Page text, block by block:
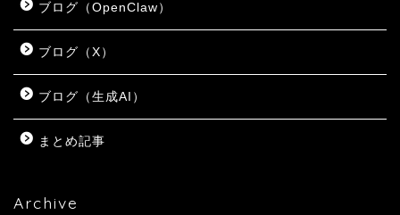
ブログ（OpenClaw）
ブログ（X）
ブログ（生成AI）
まとめ記事
Archive